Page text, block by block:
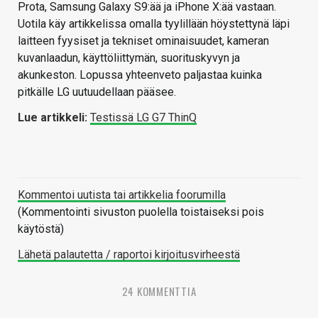
Prota, Samsung Galaxy S9:ää ja iPhone X:ää vastaan.
Uotila käy artikkelissa omalla tyylillään höystettynä läpi
laitteen fyysiset ja tekniset ominaisuudet, kameran
kuvanlaadun, käyttöliittymän, suorituskyvyn ja
akunkeston. Lopussa yhteenveto paljastaa kuinka
pitkälle LG uutuudellaan pääsee.
Lue artikkeli: Testissä LG G7 ThinQ
Kommentoi uutista tai artikkelia foorumilla
(Kommentointi sivuston puolella toistaiseksi pois
käytöstä)
Lähetä palautetta / raportoi kirjoitusvirheestä
24 KOMMENTTIA